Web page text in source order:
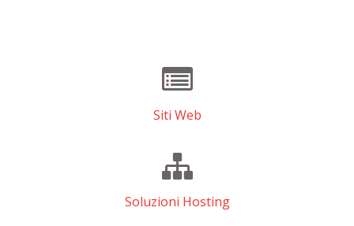
Siti Web
Soluzioni Hosting